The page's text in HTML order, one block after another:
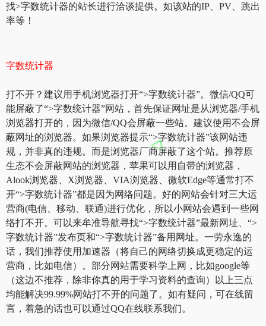
找>字数统计器的站长进行洽谈提供。如该站的IP、PV、跳出
率等！
字数统计器
打不开？建议用手机浏览器打开“>字数统计器”。微信/QQ可
能屏蔽了“>字数统计器”网站，首先保证网址是从浏览器/手机
浏览器打开的，因为微信/QQ会屏蔽一些站。建议使用不会屏
蔽网址的浏览器。如果浏览器提示“>字数统计器”该网站违
规，并非真的违规。而是浏览器厂商屏蔽了这个站。推荐原
生态不会屏蔽网站的浏览器，苹果可以用自带的浏览器，
Alook浏览器、X浏览器、VIA浏览器、微软Edge等通常打不
开“>字数统计器”都是因为网络问题。好的网站会针对三大运
营商(电信、移动、联通)进行优化，所以小网站会遇到一些网
络打不开。可以来牟准导航寻找“>字数统计器”最新网址、“>
字数统计器”发布页和“>字数统计器”备用网址。一劳永逸的
话，我们推荐使用加速器（将自己的网络切换成更稳定的运
营商，比如电信）。部分网站需要科学上网，比如google等
（这边不推荐，除非你真的用于学习资料的查询）以上三点
均能解决99.99%网站打不开的问题了。如有疑问，可在线留
言，着急的话也可以通过QQ在线联系我们。